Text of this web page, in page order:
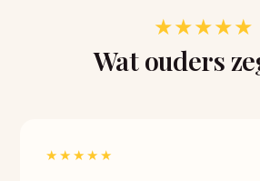
★★★★★
Wat ouders
★★★★★